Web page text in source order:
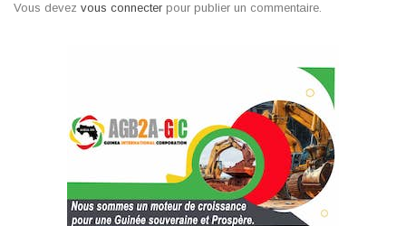
Vous devez vous connecter pour publier un commentaire.